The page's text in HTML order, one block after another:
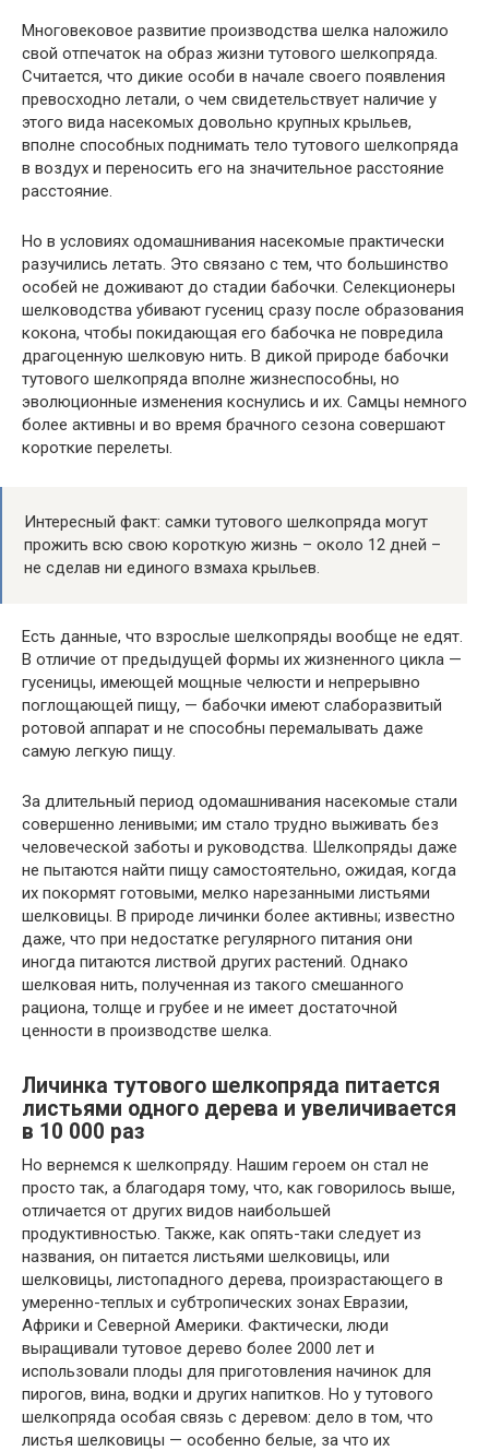
Многовековое развитие производства шелка наложило
свой отпечаток на образ жизни тутового шелкопряда.
Считается, что дикие особи в начале своего появления
превосходно летали, о чем свидетельствует наличие у
этого вида насекомых довольно крупных крыльев,
вполне способных поднимать тело тутового шелкопряда
в воздух и переносить его на значительное расстояние
расстояние.
Но в условиях одомашнивания насекомые практически
разучились летать. Это связано с тем, что большинство
особей не доживают до стадии бабочки. Селекционеры
шелководства убивают гусениц сразу после образования
кокона, чтобы покидающая его бабочка не повредила
драгоценную шелковую нить. В дикой природе бабочки
тутового шелкопряда вполне жизнеспособны, но
эволюционные изменения коснулись и их. Самцы немного
более активны и во время брачного сезона совершают
короткие перелеты.
Интересный факт: самки тутового шелкопряда могут
прожить всю свою короткую жизнь – около 12 дней –
не сделав ни единого взмаха крыльев.
Есть данные, что взрослые шелкопряды вообще не едят.
В отличие от предыдущей формы их жизненного цикла —
гусеницы, имеющей мощные челюсти и непрерывно
поглощающей пищу, — бабочки имеют слаборазвитый
ротовой аппарат и не способны перемалывать даже
самую легкую пищу.
За длительный период одомашнивания насекомые стали
совершенно ленивыми; им стало трудно выживать без
человеческой заботы и руководства. Шелкопряды даже
не пытаются найти пищу самостоятельно, ожидая, когда
их покормят готовыми, мелко нарезанными листьями
шелковицы. В природе личинки более активны; известно
даже, что при недостатке регулярного питания они
иногда питаются листвой других растений. Однако
шелковая нить, полученная из такого смешанного
рациона, толще и грубее и не имеет достаточной
ценности в производстве шелка.
Личинка тутового шелкопряда питается
листьями одного дерева и увеличивается
в 10 000 раз
Но вернемся к шелкопряду. Нашим героем он стал не
просто так, а благодаря тому, что, как говорилось выше,
отличается от других видов наибольшей
продуктивностью. Также, как опять-таки следует из
названия, он питается листьями шелковицы, или
шелковицы, листопадного дерева, произрастающего в
умеренно-теплых и субтропических зонах Евразии,
Африки и Северной Америки. Фактически, люди
выращивали тутовое дерево более 2000 лет и
использовали плоды для приготовления начинок для
пирогов, вина, водки и других напитков. Но у тутового
шелкопряда особая связь с деревом: дело в том, что
листья шелковицы — особенно белые, за что их